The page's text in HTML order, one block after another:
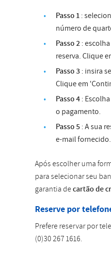
Passo 1:
número de
Passo 2:
reserva. Clique
Passo 3: insira
Clique em
Passo 4:
o pagamento.
Passo 5: A sua
e-mail fornecido.
Após escolher uma
para selecionar seu
garantia decartão de
Reserve por
Prefere reservar por
(0)30 267 1616.